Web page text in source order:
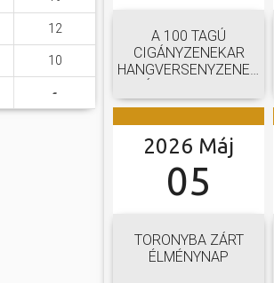
A 100 TAGÚ
CIGÁNYZENEKAR
HANGVERSENYZENEKARI
2026 Máj
05
TORONYBA ZÁRT
ÉLMÉNYNAP
12
10
-